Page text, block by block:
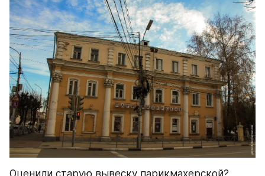
Оценили старую вывеску парикмахерской?